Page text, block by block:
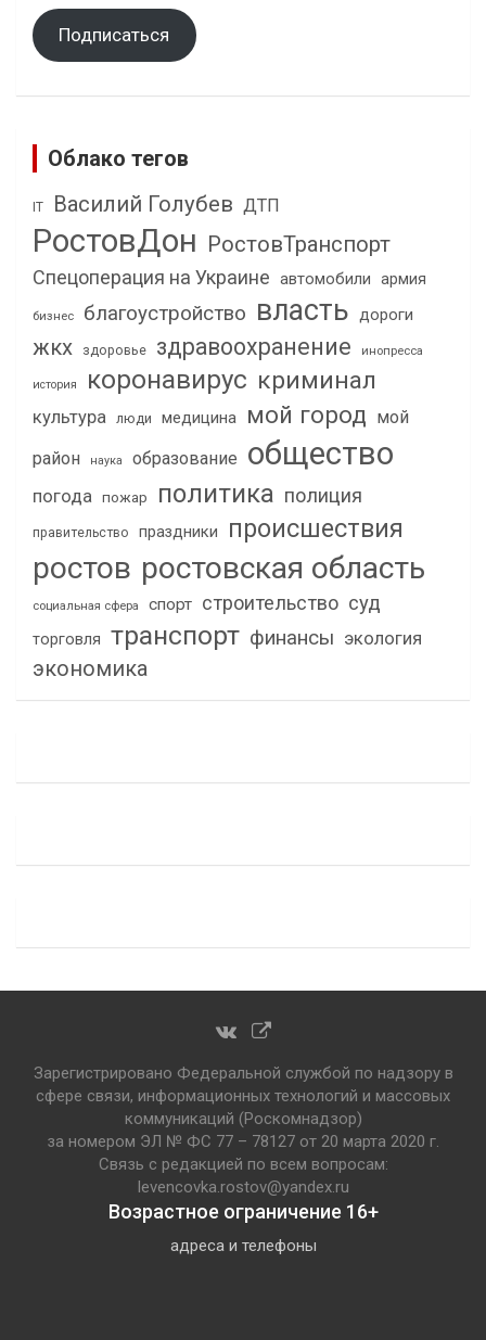
Подписаться
Облако тегов
IT Василий Голубев ДТП
РостовДон РостовТранспорт
Спецоперация на Украине автомобили армия
бизнес благоустройство власть дороги
жкх здоровье здравоохранение инопресса
история коронавирус криминал
культура люди медицина мой город мой
район
наука образование общество
погода пожар политика полиция
правительство праздники происшествия
ростов ростовская область
социальная сфера спорт строительство суд
торговля транспорт финансы экология
экономика
Зарегистрировано Федеральной службой по надзору в
сфере связи, информационных технологий и массовых
коммуникаций (Роскомнадзор)
за номером ЭЛ № ФС 77 – 78127 от 20 марта 2020 г.
Связь с редакцией по всем вопросам:
levencovka.rostov@yandex.ru
Возрастное ограничение 16+
адреса и телефоны